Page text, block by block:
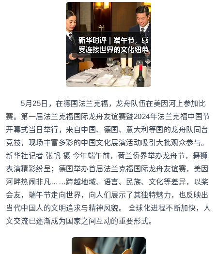
5月25日，在德国法兰克福，龙舟队伍在美因河上参加比
赛。第一届法兰克福国际龙舟友谊赛暨2024年法兰克福中国节
开幕式当日举行，来自中国、德国、意大利等国的龙舟队同台
竞技，现场丰富多彩的中国文化展演活动吸引大批观众参与。
新华社记者 张帆 摄 今年端午前，荷兰侨界举办龙舟节，舞狮
表演精彩纷呈；德国举办首届法兰克福国际龙舟友谊赛，美因
河畔热闹非凡……跨越地域、语言、民族、文化等差异，以桨
会友，端午节走向世界，向人们展示了其独特魅力，也反映出
当代中国人的文明追求与精神风貌。 全球化进程不断加快，人
文交流已逐渐成为国家之间互动的重要形式。